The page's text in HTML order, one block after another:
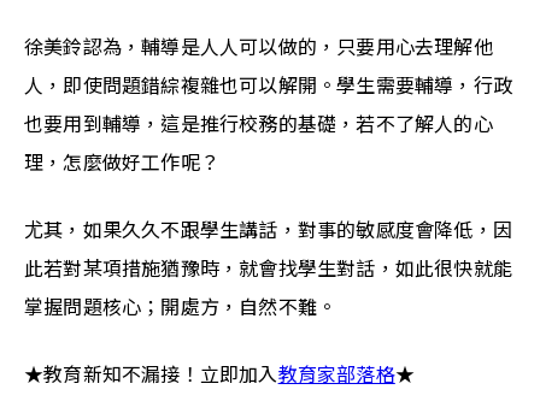
徐美鈴認為，輔導是人人可以做的，只要用心去理解他
人，即使問題錯綜複雜也可以解開。學生需要輔導，行政
也要用到輔導，這是推行校務的基礎，若不了解人的心
理，怎麼做好工作呢？
尤其，如果久久不跟學生講話，對事的敏感度會降低，因
此若對某項措施猶豫時，就會找學生對話，如此很快就能
掌握問題核心；開處方，自然不難。
★教育新知不漏接！立即加入教育家部落格★